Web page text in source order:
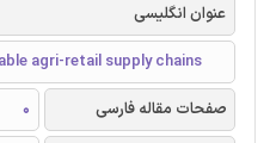
عنوان انگلیسی
agri-retail supply chains
صفحات مقاله فارسی
0